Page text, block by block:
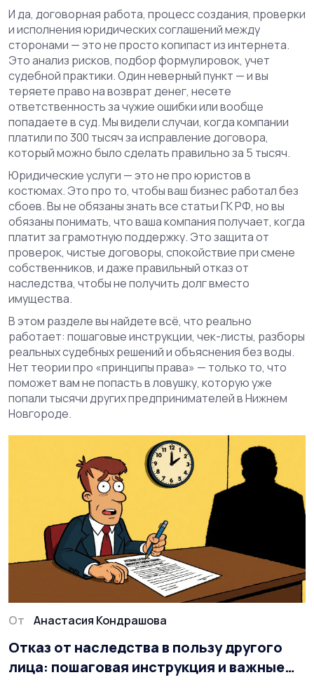
И да, договорная работа, процесс создания, проверки
и исполнения юридических соглашений между
сторонами — это не просто копипаст из интернета.
Это анализ рисков, подбор формулировок, учет
судебной практики. Один неверный пункт — и вы
теряете право на возврат денег, несете
ответственность за чужие ошибки или вообще
попадаете в суд. Мы видели случаи, когда компании
платили по 300 тысяч за исправление договора,
который можно было сделать правильно за 5 тысяч.
Юридические услуги — это не про юристов в
костюмах. Это про то, чтобы ваш бизнес работал без
сбоев. Вы не обязаны знать все статьи ГК РФ, но вы
обязаны понимать, что ваша компания получает, когда
платит за грамотную поддержку. Это защита от
проверок, чистые договоры, спокойствие при смене
собственников, и даже правильный отказ от
наследства, чтобы не получить долг вместо
имущества.
В этом разделе вы найдете всё, что реально
работает: пошаговые инструкции, чек-листы, разборы
реальных судебных решений и объяснения без воды.
Нет теории про «принципы права» — только то, что
поможет вам не попасть в ловушку, которую уже
попали тысячи других предпринимателей в Нижнем
Новгороде.
От Анастасия Кондрашова
Отказ от наследства в пользу другого
лица: пошаговая инструкция и важные